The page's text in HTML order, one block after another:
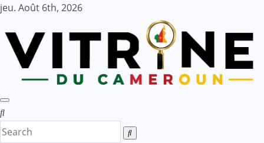
Skip
content
jeu. Août 6th, 2026